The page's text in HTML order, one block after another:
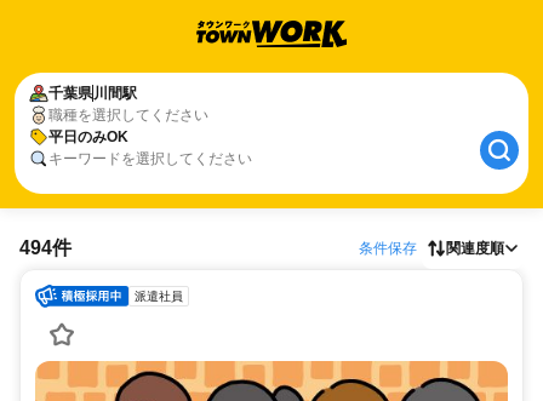
千葉県川間駅
職種を選択してください
平日のみOK
キーワードを選択してください
494件 条件保存 関連度順
派遣社員